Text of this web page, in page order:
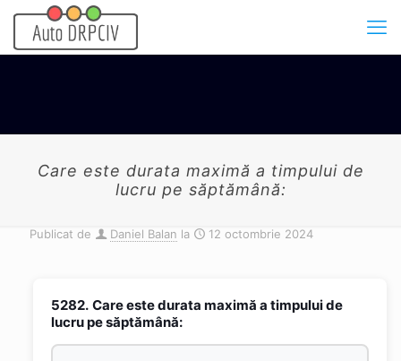
Care este durata maximă a timpului de
lucru pe săptămână:
Publicat de Daniel Balan la 12 octombrie 2024
5282. Care este durata maximă a timpului de
lucru pe săptămână: